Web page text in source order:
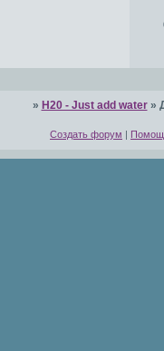
» H20 - Just add water »
Создать форум |